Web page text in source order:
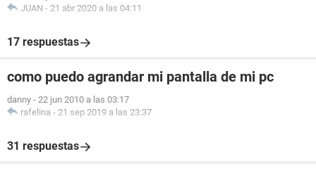
JUAN - 21 abr 2020 a las 04:11
17 respuestas
como puedo agrandar mi pantalla de mi pc
danny - 22 jun 2010 a las 03:17
rafelina - 21 sep 2019 a las 23:37
31 respuestas